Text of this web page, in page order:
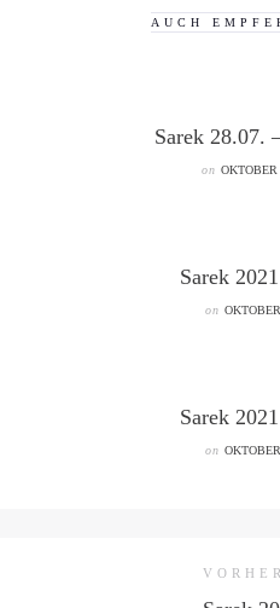
AUCH
Sarek 28.07.
on OKTOBER
Sarek
on
Sarek
on